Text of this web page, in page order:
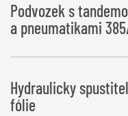
Podvozek s
a pneumatikami
Hydraulicky
fólie